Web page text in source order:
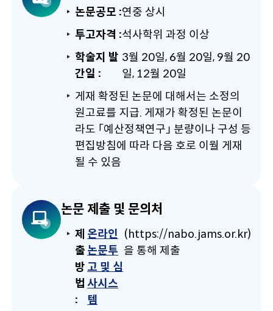
논문공모 :연중 상시
투고자격 :석사학위 과정 이상
학술지 발
간일 :
3월 20일, 6월 20일, 9월 20
일, 12월 20일
게재 확정된 논문에 대해서는 소정의
원고료를 지급. 게재가 확정된 논문이
라도 「예산정책연구」 분량이나 구성 등
편집방침에 따라 다음 호로 이월 게재
될 수 있음
논문 제출 및 문의처
제
출
방
법
:
온라인
논문투
고 및 심
사시스
템
(https://nabo.jams.or.kr)
을 통해 제출